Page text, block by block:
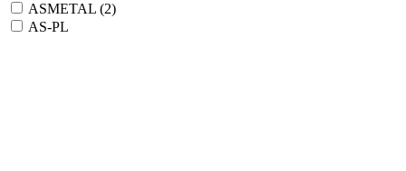
ASMETAL (2)
AS-PL